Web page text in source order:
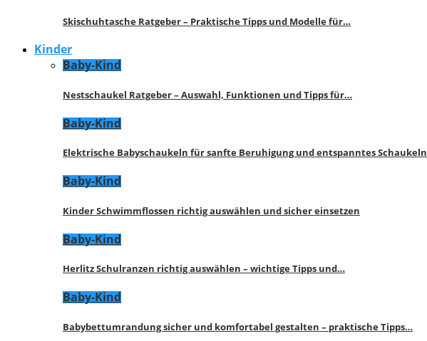
Skischuhtasche Ratgeber – Praktische Tipps und Modelle für…
Kinder
Baby-Kind
Nestschaukel Ratgeber – Auswahl, Funktionen und Tipps für…
Baby-Kind
Elektrische Babyschaukeln für sanfte Beruhigung und entspanntes Schaukeln
Baby-Kind
Kinder Schwimmflossen richtig auswählen und sicher einsetzen
Baby-Kind
Herlitz Schulranzen richtig auswählen – wichtige Tipps und…
Baby-Kind
Babybettumrandung sicher und komfortabel gestalten – praktische Tipps…